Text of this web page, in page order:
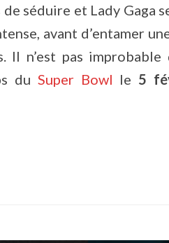
séduire et Lady Gaga
avant d’entamer
Il n’est pas
du Super Bowl le 5